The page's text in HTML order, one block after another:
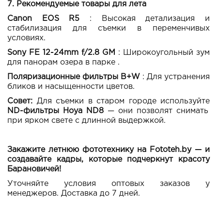
7. Рекомендуемые товары для лета
Canon EOS R5 : Высокая детализация и
стабилизация для съемки в переменчивых
условиях.
Sony FE 12-24mm f/2.8 GM
: Широкоугольный зум
для панорам озера в парке .
Поляризационные фильтры B+W : Для устранения
бликов и насыщенности цветов.
Совет: Для съемки в старом городе используйте
ND-фильтры Hoya ND8 — они позволят снимать
при ярком свете с длинной выдержкой.
Закажите летнюю фототехнику на Fototeh.by — и
создавайте кадры, которые подчеркнут красоту
Барановичей!
Уточняйте условия оптовых заказов у
менеджеров. Доставка до 7 дней.